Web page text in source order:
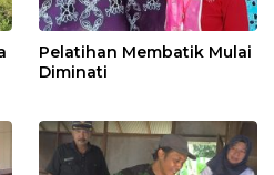
Pelatihan Membatik Mulai
Diminati